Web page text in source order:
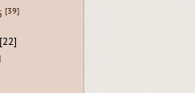
[39]
[22]